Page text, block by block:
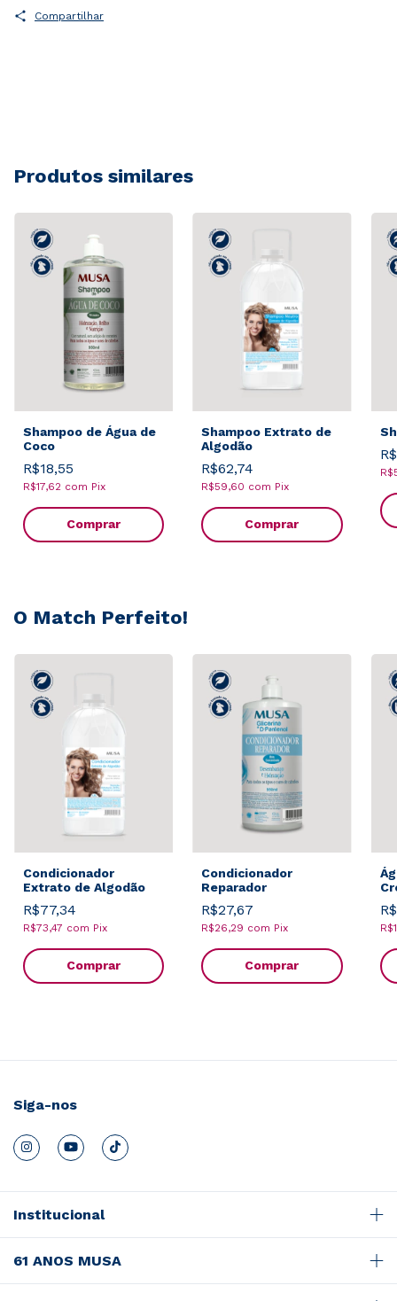
Compartilhar
Produtos similares
Shampoo de Água de
Coco
R$18,55
R$17,62 com Pix
Comprar
Shampoo Extrato de
Algodão
R$62,74
R$59,60 com Pix
Comprar
O Match Perfeito!
Condicionador
Extrato de Algodão
R$77,34
R$73,47 com Pix
Comprar
Condicionador
Reparador
R$27,67
R$26,29 com Pix
Comprar
Siga-nos
Institucional
61 ANOS MUSA